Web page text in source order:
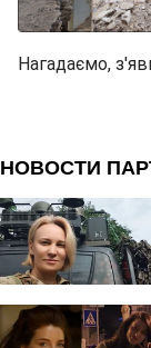
Нагадаємо,